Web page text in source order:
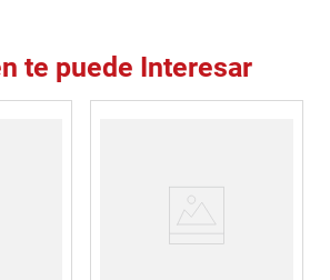
te puede Interesar